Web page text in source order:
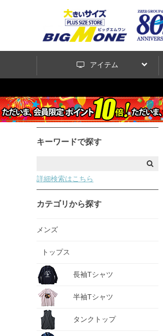
アイテム
キーワードで探す
詳細検索はこちら
カテゴリから探す
メンズ
トップス
長袖Tシャツ
半袖Tシャツ
タンクトップ